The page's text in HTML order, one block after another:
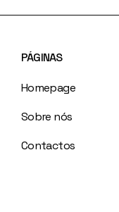
PÁGINAS
Homepage
Sobre nós
Contactos